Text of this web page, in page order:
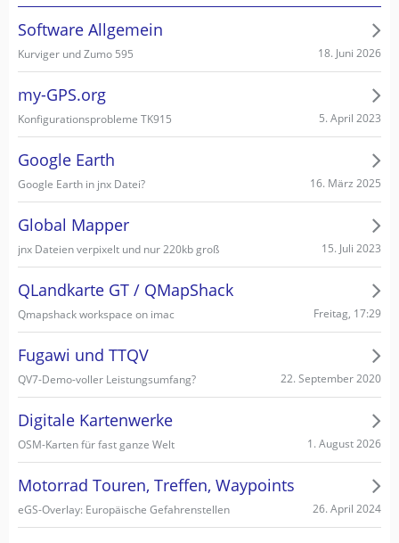
Software Allgemein
Kurviger und Zumo 595 18. Juni 2026
my-GPS.org
Konfigurationsprobleme TK915 5. April 2023
Google Earth
Google Earth in jnx Datei? 16. März 2025
Global Mapper
jnx Dateien verpixelt und nur 220kb groß 15. Juli 2023
QLandkarte GT / QMapShack
Qmapshack workspace on imac Freitag, 17:29
Fugawi und TTQV
QV7-Demo-voller Leistungsumfang? 22. September 2020
Digitale Kartenwerke
OSM-Karten für fast ganze Welt 1. August 2026
Motorrad Touren, Treffen, Waypoints
eGS-Overlay: Europäische Gefahrenstellen 26. April 2024